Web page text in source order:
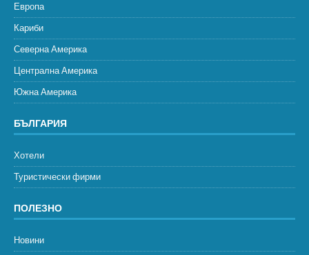
Европа
Кариби
Северна Америка
Централна Америка
Южна Америка
БЪЛГАРИЯ
Хотели
Туристически фирми
ПОЛЕЗНО
Новини